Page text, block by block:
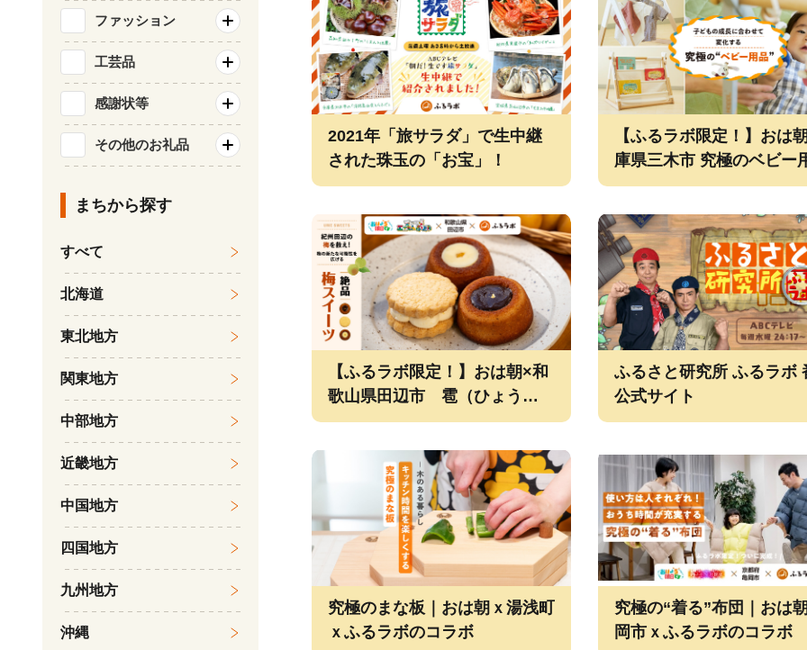
2021年「旅サラダ」で生中継
された珠玉の「お宝」！
【ふるラボ限定！】おは
庫県三木市 究極のベビー
「Move」最大６通りの使
【ふるラボ限定！】おは朝×和
歌山県田辺市 雹（ひょう）で
傷ついた梅を使ったスイーツ！
ふるさと研究所 ふるラボ
公式サイト
究極のまな板｜おは朝ｘ湯浅町
ｘふるラボのコラボ
究極の“着る”布団｜おは
岡市ｘふるラボのコラボ
ファッション
工芸品
感謝状等
その他のお礼品
まちから探す
すべて
北海道
東北地方
関東地方
中部地方
近畿地方
中国地方
四国地方
九州地方
沖縄